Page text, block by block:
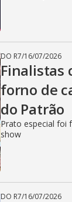
DO R7/16/07/2026
Finalistas
forno de
do Patrão
Prato especial foi
show
DO R7/16/07/2026